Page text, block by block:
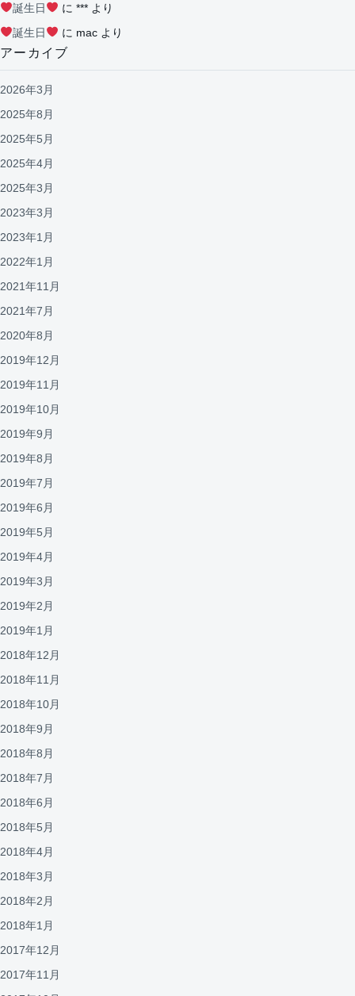
誕生日
に ***より
誕生日
に macより
アーカイブ
2026年3月
2025年8月
2025年5月
2025年4月
2025年3月
2023年3月
2023年1月
2022年1月
2021年11月
2021年7月
2020年8月
2019年12月
2019年11月
2019年10月
2019年9月
2019年8月
2019年7月
2019年6月
2019年5月
2019年4月
2019年3月
2019年2月
2019年1月
2018年12月
2018年11月
2018年10月
2018年9月
2018年8月
2018年7月
2018年6月
2018年5月
2018年4月
2018年3月
2018年2月
2018年1月
2017年12月
2017年11月